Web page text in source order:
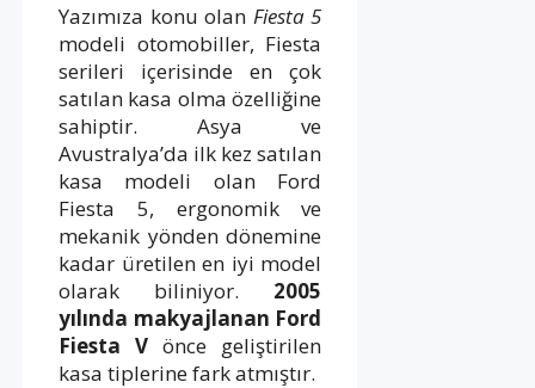
Yazımıza konu olan Fiesta 5
modeli otomobiller, Fiesta
serileri içerisinde en çok
satılan kasa olma özelliğine
sahiptir. Asya ve
Avustralya’da ilk kez satılan
kasa modeli olan Ford
Fiesta 5, ergonomik ve
mekanik yönden dönemine
kadar üretilen en iyi model
olarak biliniyor. 2005
yılında makyajlanan Ford
Fiesta V önce geliştirilen
kasa tiplerine fark atmıştır.